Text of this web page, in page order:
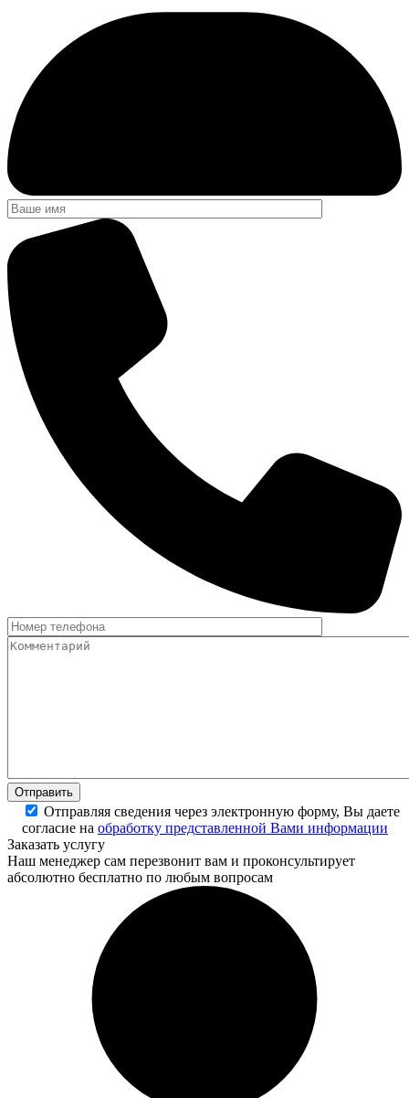
Отправляя сведения через электронную форму, Вы даете
согласие на обработку представленной Вами информации
Заказать услугу
Наш менеджер сам перезвонит вам и проконсультирует
абсолютно бесплатно по любым вопросам